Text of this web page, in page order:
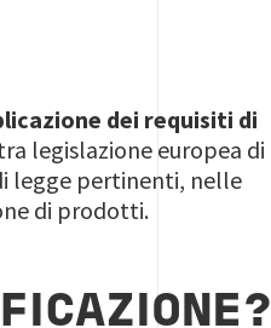
dei requisiti di
legislazione europea di
legge pertinenti, nelle
di prodotti.